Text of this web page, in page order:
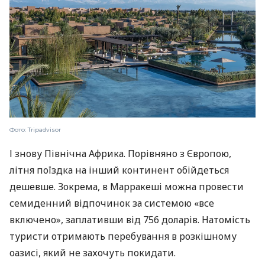
Фото: Tripadvisor
І знову Північна Африка. Порівняно з Європою,
літня поїздка на інший континент обійдеться
дешевше. Зокрема, в Марракеші можна провести
семиденний відпочинок за системою «все
включено», заплативши від 756 доларів. Натомість
туристи отримають перебування в розкішному
оазисі, який не захочуть покидати.